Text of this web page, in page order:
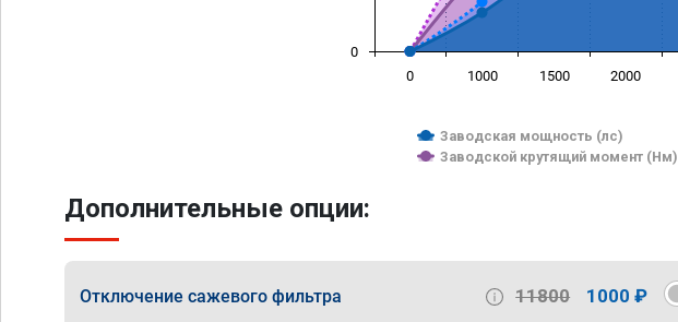
Заводская мощность (лс)
Заводской крутящий момент (Нм)
0 1000 1500 2000
0
Дополнительные опции:
Отключение сажевого фильтра 11800 1000 ₽